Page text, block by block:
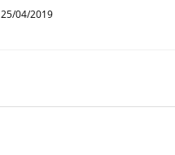
25/04/2019